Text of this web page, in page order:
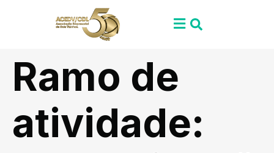
Ramo de
atividade: